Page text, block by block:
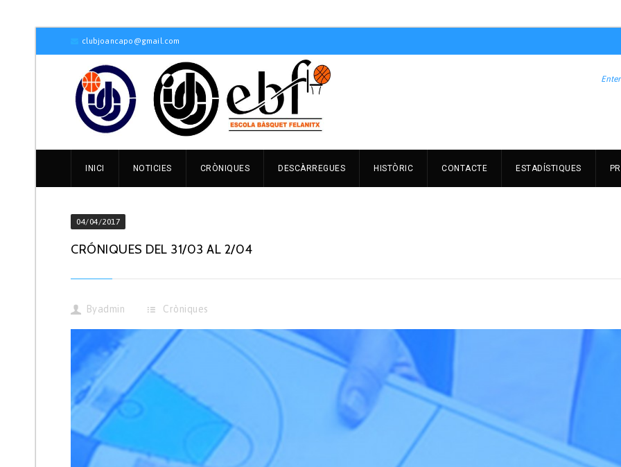
clubjoancapo@gmail.com
INICI NOTICIES CRÒNIQUES DESCÀRREGUES HISTÒRIC CONTACTE ESTADÍSTIQUES
04/04/2017
CRÓNIQUES DEL 31/03 AL 2/04
Byadmin Cròniques